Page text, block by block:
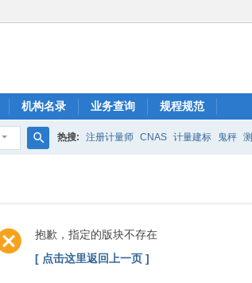
机构名录 业务查询 规程规范
热搜: 注册计量师 CNAS 计量建标 鬼秤
抱歉，指定的版块不存在
[ 点击这里返回上一页 ]